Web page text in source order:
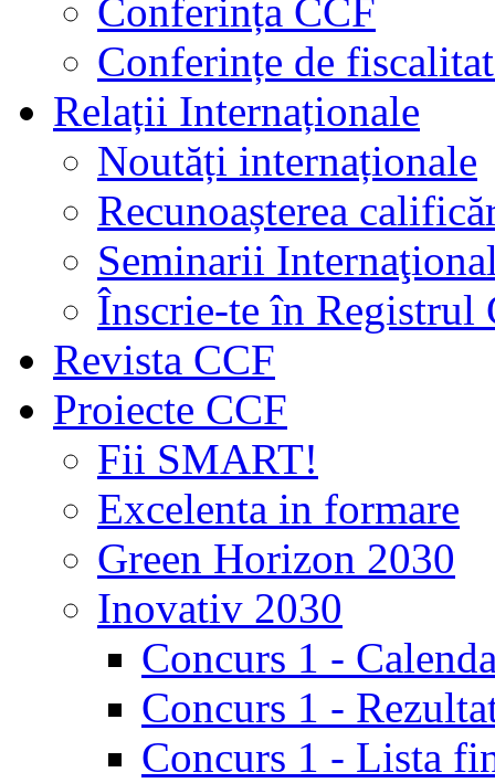
Conferința CCF
Conferințe de
Relații Internaționale
Noutăți internaționale
Recunoașterea
Seminarii
Înscrie-te în Registrul
Revista CCF
Proiecte CCF
Fii SMART!
Excelenta in formare
Green Horizon 2030
Inovativ 2030
Concurs 1 -
Concurs 1 -
Concurs 1 - Lista